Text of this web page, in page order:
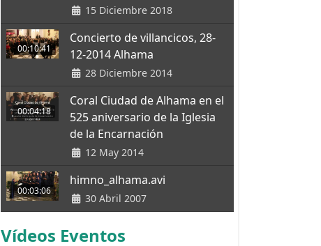
15 Diciembre 2018
00:10:41
Concierto de villancicos, 28-
12-2014 Alhama
28 Diciembre 2014
00:04:18
Coral Ciudad de Alhama en el
525 aniversario de la Iglesia
de la Encarnación
12 May 2014
00:03:06
himno_alhama.avi
30 Abril 2007
Vídeos Eventos